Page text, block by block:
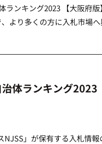
ランキング2023 【大阪府
より多くの方に入札市場
治体ランキング2023
」が保有する入札情